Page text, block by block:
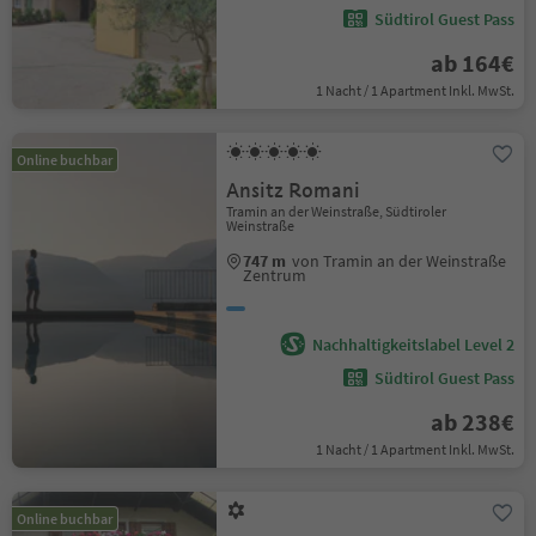
Südtirol Guest Pass
ab 164€
1 Nacht / 1 Apartment Inkl. MwSt.
Online buchbar
Ansitz Romani
Tramin an der Weinstraße, Südtiroler
Weinstraße
747 m von Tramin an der Weinstraße
Zentrum
Nachhaltigkeitslabel Level 2
Südtirol Guest Pass
ab 238€
1 Nacht / 1 Apartment Inkl. MwSt.
Online buchbar